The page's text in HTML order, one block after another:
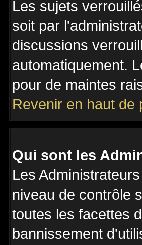
Les sujets
soit par
discussions
automatiquement.
pour de maintes
Revenir en haut de
Qui sont les
Les
niveau de contrôle
toutes les facettes
bannissement